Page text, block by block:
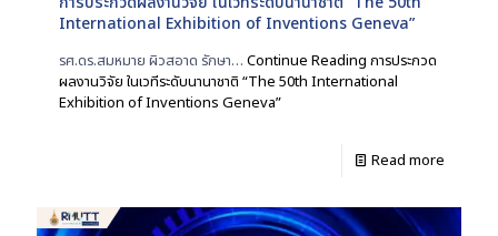
International Exhibition of Inventions Geneva”
รศ.ดร.สมหมาย ผิวสอาด รักษา… Continue Reading การประกวด
ผลงานวิจัย ในเวทีระดับนานาชาติ “The 50th International
Exhibition of Inventions Geneva”
Read more